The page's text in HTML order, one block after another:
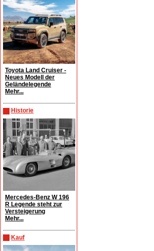
Toyota Land Cruiser -
Neues Modell der
Geländelegende
Mehr...
Historie
Mercedes-Benz W 196
R Legende steht zur
Versteigerung
Mehr...
Kauf